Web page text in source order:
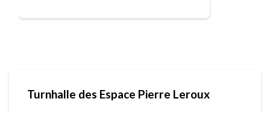
Turnhalle des Espace Pierre Leroux